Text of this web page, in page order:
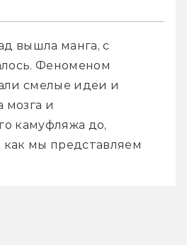
вышла манга, с
Феноменом
смелые идеи и
мозга и
камуфляжа до,
как мы представляем